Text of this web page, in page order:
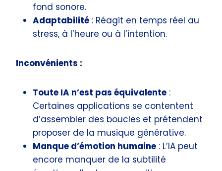
fond sonore.
Adaptabilité : Réagit en temps réel au
stress, à l’heure ou à l’intention.
Inconvénients :
Toute IA n’est pas équivalente :
Certaines applications se contentent
d’assembler des boucles et prétendent
proposer de la musique générative.
Manque d’émotion humaine : L’IA peut
encore manquer de la subtilité